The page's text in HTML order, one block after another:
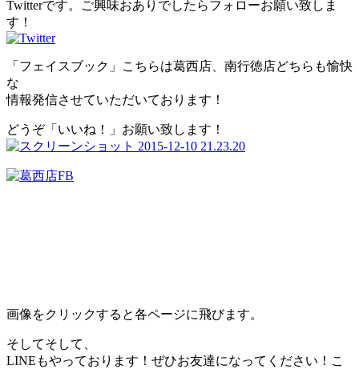
Twitterです。ご興味おありでしたらフォローお願い致しま
す！
「フェイスブック」こちらは葛西店、南行徳店どちらも愉快
な
情報発信させていただいております！
どうぞ「いいね！」お願い致します！
画像をクリックすると各ページに飛びます。
そしてそして、
LINEもやっております！ぜひお友達になってください！こ